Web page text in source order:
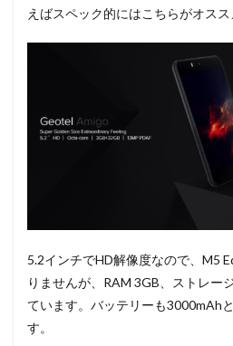
えばスペック的にはこちらがオスス
5.2インチでHD解像度なので、M5
りませんが、RAM 3GB、ストレー
ています。バッテリーも3000mAh
す。